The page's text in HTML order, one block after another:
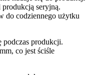
seryjną.
do codziennego użytku
podczas produkcji.
co jest ściśle